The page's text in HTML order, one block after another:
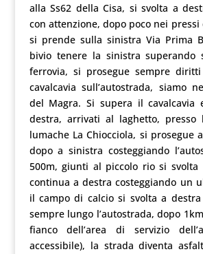
alla Ss62 della Cisa, si svolta a
con attenzione, dopo poco nei pressi
si prende sulla sinistra Via Prima
bivio tenere la sinistra superando
ferrovia, si prosegue sempre
cavalcavia sull’autostrada, siamo
del Magra. Si supera il cavalcavia
destra, arrivati al laghetto, presso
lumache La Chiocciola, si prosegue
dopo a sinistra costeggiando
500m, giunti al piccolo rio si
continua a destra costeggiando un
il campo di calcio si svolta a
sempre lungo l’autostrada, dopo
fianco dell’area di servizio
accessibile), la strada diventa